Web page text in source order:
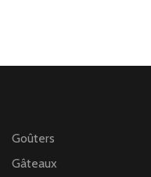
Goûters
Gâteaux